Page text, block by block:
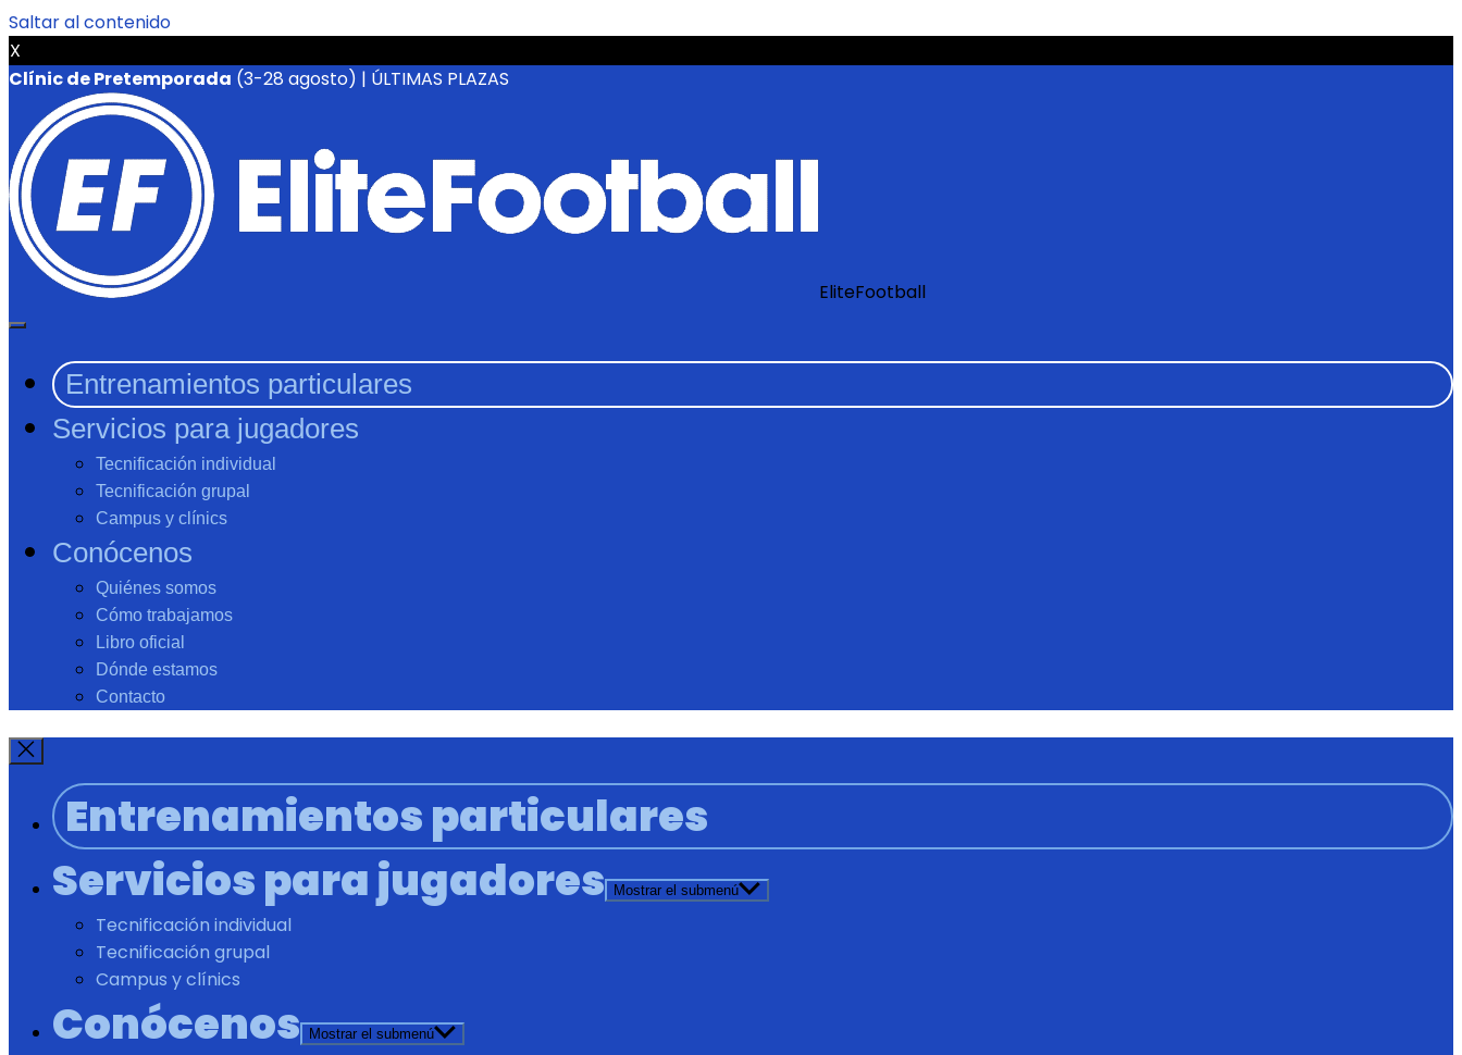
Saltar al contenido
X
Clínic de Pretemporada (3-28 agosto) | ÚLTIMAS PLAZAS
EliteFootball
Entrenamientos particulares
Servicios para jugadores
Tecnificación individual
Tecnificación grupal
Campus y clínics
Conócenos
Quiénes somos
Cómo trabajamos
Libro oficial
Dónde estamos
Contacto
Entrenamientos particulares
Servicios para jugadores
Mostrar el submenú
Tecnificación individual
Tecnificación grupal
Campus y clínics
Conócenos Mostrar el submenú